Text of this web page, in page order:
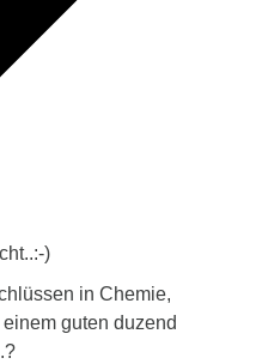
)
in Chemie,
guten duzend